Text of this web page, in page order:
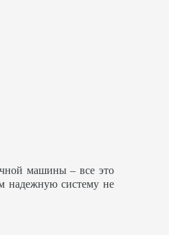
машины – все это
надежную систему не